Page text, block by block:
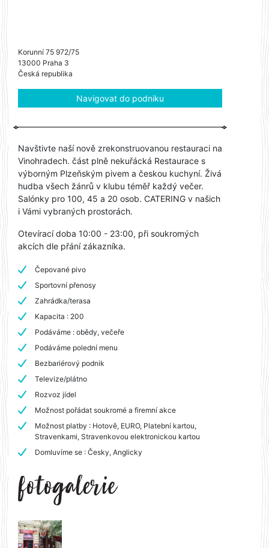
Korunní 75 972/75
13000 Praha 3
Česká republika
Navigovat do podniku
Navštivte naší nově zrekonstruovanou restauraci na
Vinohradech. část plně nekuřácká Restaurace s
výborným Plzeňským pivem a českou kuchyní. Živá
hudba všech žánrů v klubu téměř každý večer.
Salónky pro 100, 45 a 20 osob. CATERING v našich
i Vámi vybraných prostorách.
Otevírací doba 10:00 - 23:00, při soukromých
akcích dle přání zákazníka.
Čepované pivo
Sportovní přenosy
Zahrádka/terasa
Kapacita : 200
Podáváme : obědy, večeře
Podáváme polední menu
Bezbariérový podnik
Televize/plátno
Rozvoz jídel
Možnost pořádat soukromé a firemní akce
Možnost platby : Hotově, EURO, Platební kartou,
Stravenkami, Stravenkovou elektronickou kartou
Domluvíme se : Česky, Anglicky